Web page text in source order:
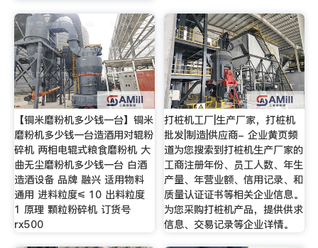
【铜米磨粉机多少钱一台】铜米
磨粉机多少钱一台造酒用对辊粉
碎机 两相电辊式粮食磨粉机 大
曲无尘磨粉机多少钱一台 白酒
造酒设备 品牌 融兴 适用物料
通用 进料粒度≤ 10 出料粒度
1 原理 颗粒粉碎机 订货号
rx500
打桩机工厂|生产厂家，打桩机
批发|制造|供应商- 企业黄页频
道为您搜索到打桩机生产厂家的
工商注册年份、员工人数、年生
产量、年营业额、信用记录、和
质量认证证书等相关企业信息。
为您采购打桩机产品，提供供求
信息、交易记录等企业详情。